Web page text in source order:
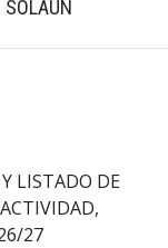
SOLAUN
LISTADO DE
27